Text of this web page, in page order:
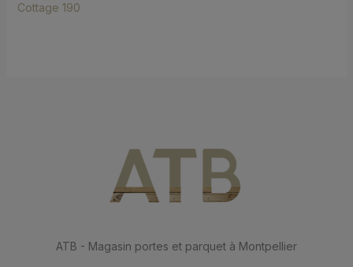
Cottage 190
ATB - Magasin portes et parquet à Montpellier